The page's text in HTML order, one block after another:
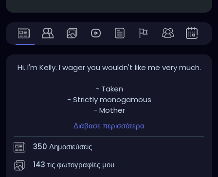
Hi. I'm Kelly. I wager you wouldn't like me very much.
- Taken
- Strictly monogamous
- Mother
- Pro choice
- Pro antifa
- Pro LGBTQ+
Διάβασε περισσότερα
350 Δημοσιεύσεις
143 τις φωτογραφίες μου